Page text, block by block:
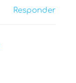
Responder